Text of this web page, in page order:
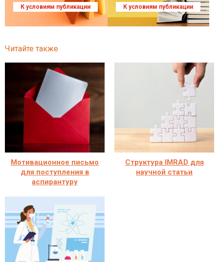
К условиям публикации К условиям публикации
Читайте также
Мотивационное письмо
для поступления в
аспирантуру
Структура IMRAD для
научной статьи